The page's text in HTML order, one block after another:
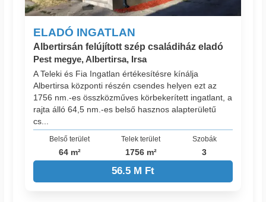
ELADÓ INGATLAN
Albertirsán felújított szép családiház eladó
Pest megye, Albertirsa, Irsa
A Teleki és Fia Ingatlan értékesítésre kínálja
Albertirsa központi részén csendes helyen ezt az
1756 nm.-es összközműves körbekerített ingatlant, a
rajta álló 64,5 nm.-es belső hasznos alapterületű
cs...
Belső terület
64 m²
Telek terület
1756 m²
Szobák
3
56.5 M Ft